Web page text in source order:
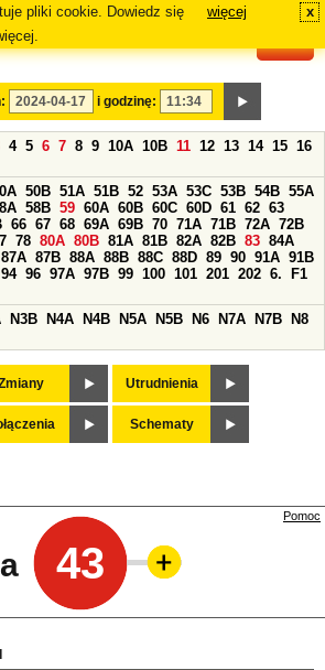
pliki cookie. Dowiedz się
więcej x
i godzinę:
4 5 6 7 8 9 10A 10B 11 12 13 14 15 16
50B 51A 51B 52 53A 53C 53B 54B 55A
58B 59 60A 60B 60C 60D 61 62 63
66 67 68 69A 69B 70 71A 71B 72A 72B
78 80A 80B 81A 81B 82A 82B 83 84A
87A 87B 88A 88B 88C 88D 89 90 91A 91B
94 96 97A 97B 99 100 101 201 202 6.
F1
N3B N4A N4B N5A N5B N6 N7A N7B
N8
Utrudnienia
Schematy
43
Pomoc